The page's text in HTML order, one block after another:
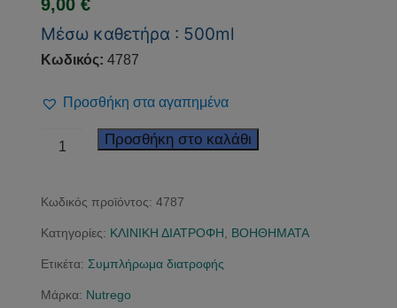
9,00 €
Μέσω καθετήρα : 500ml
Κωδικός: 4787
Προσθήκη στα αγαπημένα
Nutrego
καθετήρα
ποσότητα
Προσθήκη στο καλάθι
Κωδικός προϊόντος: 4787
Κατηγορίες: ΚΛΙΝΙΚΗ ΔΙΑΤΡΟΦΗ ΒΟΗΘΗΜΑΤΑ
Ετικέτα: Συμπλήρωμα διατροφής
Μάρκα: Nutrego